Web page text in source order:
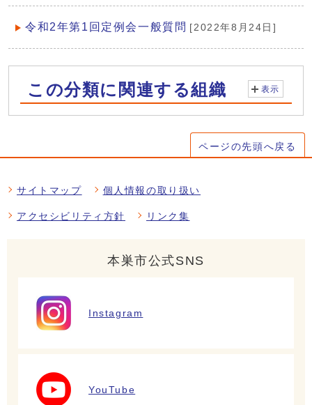
令和2年第1回定例会一般質問 [2022年8月24日]
この分類に関連する組織 表示
ページの先頭へ戻る
サイトマップ 個人情報の取り扱い
アクセシビリティ方針 リンク集
本巣市公式SNS
Instagram
YouTube